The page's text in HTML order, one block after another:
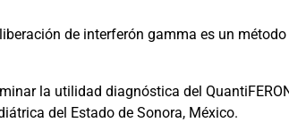
de interferón gamma es un
la utilidad diagnóstica del
del Estado de Sonora, México.